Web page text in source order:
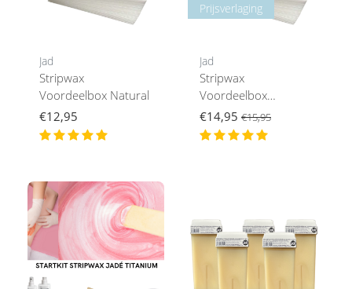
Jad
Stripwax
Voordeelbox Natural
€12,95
Prijsverlaging
Jad
Stripwax
Voordeelbox
Titanium
€14,95 €15,95